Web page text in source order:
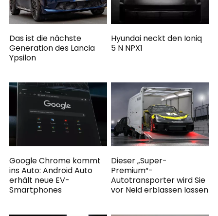
Das ist die nächste
Generation des Lancia
Ypsilon
Hyundai neckt den Ioniq
5 N NPX1
Google Chrome kommt
ins Auto: Android Auto
erhält neue EV-
Smartphones
Dieser „Super-
Premium“-
Autotransporter wird Sie
vor Neid erblassen lassen